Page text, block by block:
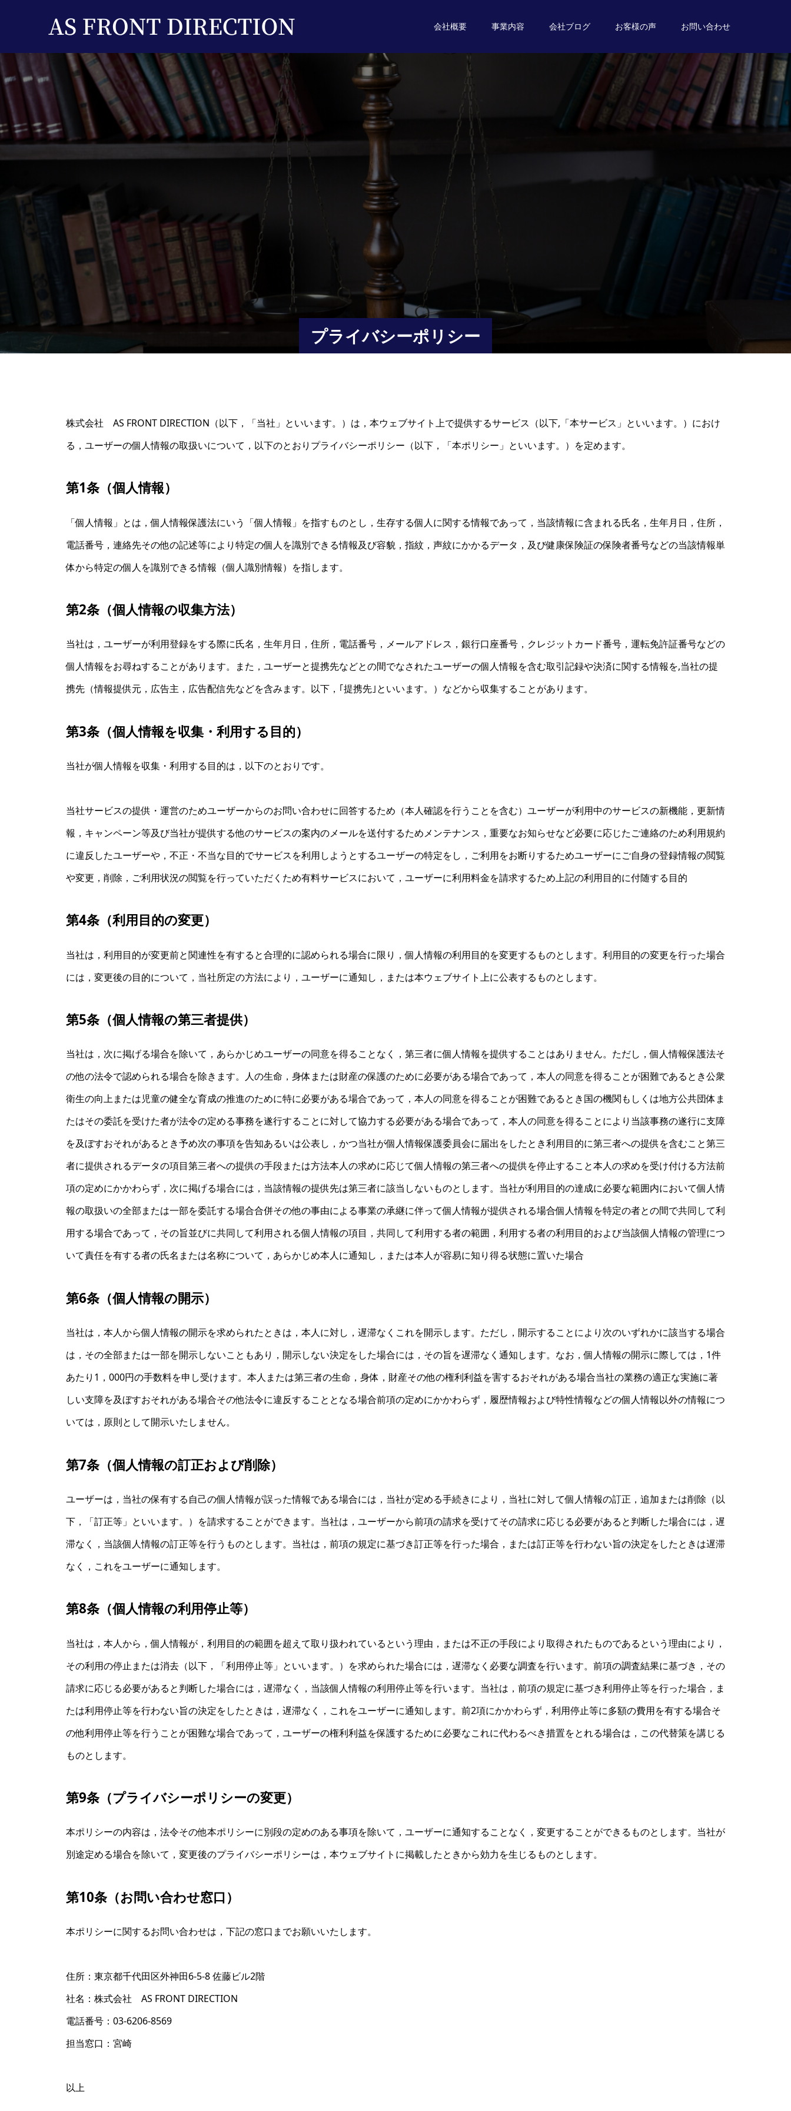
会社概要 事業内容 会社ブログ お客様の声 お問い合わせ
プライバシーポリシー
株式会社 AS FRONT DIRECTION（以下，「当社」といいます。）は，本ウェブサイト上で提供するサービス（以下,「本サービス」といいます。）におけ
る，ユーザーの個人情報の取扱いについて，以下のとおりプライバシーポリシー（以下，「本ポリシー」といいます。）を定めます。
第1条（個人情報）
「個人情報」とは，個人情報保護法にいう「個人情報」を指すものとし，生存する個人に関する情報であって，当該情報に含まれる氏名，生年月日，住所，
電話番号，連絡先その他の記述等により特定の個人を識別できる情報及び容貌，指紋，声紋にかかるデータ，及び健康保険証の保険者番号などの当該情報単
体から特定の個人を識別できる情報（個人識別情報）を指します。
第2条（個人情報の収集方法）
当社は，ユーザーが利用登録をする際に氏名，生年月日，住所，電話番号，メールアドレス，銀行口座番号，クレジットカード番号，運転免許証番号などの
個人情報をお尋ねすることがあります。また，ユーザーと提携先などとの間でなされたユーザーの個人情報を含む取引記録や決済に関する情報を,当社の提
携先（情報提供元，広告主，広告配信先などを含みます。以下，｢提携先｣といいます。）などから収集することがあります。
第3条（個人情報を収集・利用する目的）
当社が個人情報を収集・利用する目的は，以下のとおりです。
当社サービスの提供・運営のためユーザーからのお問い合わせに回答するため（本人確認を行うことを含む）ユーザーが利用中のサービスの新機能，更新情
報，キャンペーン等及び当社が提供する他のサービスの案内のメールを送付するためメンテナンス，重要なお知らせなど必要に応じたご連絡のため利用規約
に違反したユーザーや，不正・不当な目的でサービスを利用しようとするユーザーの特定をし，ご利用をお断りするためユーザーにご自身の登録情報の閲覧
や変更，削除，ご利用状況の閲覧を行っていただくため有料サービスにおいて，ユーザーに利用料金を請求するため上記の利用目的に付随する目的
第4条（利用目的の変更）
当社は，利用目的が変更前と関連性を有すると合理的に認められる場合に限り，個人情報の利用目的を変更するものとします。利用目的の変更を行った場合
には，変更後の目的について，当社所定の方法により，ユーザーに通知し，または本ウェブサイト上に公表するものとします。
第5条（個人情報の第三者提供）
当社は，次に掲げる場合を除いて，あらかじめユーザーの同意を得ることなく，第三者に個人情報を提供することはありません。ただし，個人情報保護法そ
の他の法令で認められる場合を除きます。人の生命，身体または財産の保護のために必要がある場合であって，本人の同意を得ることが困難であるとき公衆
衛生の向上または児童の健全な育成の推進のために特に必要がある場合であって，本人の同意を得ることが困難であるとき国の機関もしくは地方公共団体ま
たはその委託を受けた者が法令の定める事務を遂行することに対して協力する必要がある場合であって，本人の同意を得ることにより当該事務の遂行に支障
を及ぼすおそれがあるとき予め次の事項を告知あるいは公表し，かつ当社が個人情報保護委員会に届出をしたとき利用目的に第三者への提供を含むこと第三
者に提供されるデータの項目第三者への提供の手段または方法本人の求めに応じて個人情報の第三者への提供を停止すること本人の求めを受け付ける方法前
項の定めにかかわらず，次に掲げる場合には，当該情報の提供先は第三者に該当しないものとします。当社が利用目的の達成に必要な範囲内において個人情
報の取扱いの全部または一部を委託する場合合併その他の事由による事業の承継に伴って個人情報が提供される場合個人情報を特定の者との間で共同して利
用する場合であって，その旨並びに共同して利用される個人情報の項目，共同して利用する者の範囲，利用する者の利用目的および当該個人情報の管理につ
いて責任を有する者の氏名または名称について，あらかじめ本人に通知し，または本人が容易に知り得る状態に置いた場合
第6条（個人情報の開示）
当社は，本人から個人情報の開示を求められたときは，本人に対し，遅滞なくこれを開示します。ただし，開示することにより次のいずれかに該当する場合
は，その全部または一部を開示しないこともあり，開示しない決定をした場合には，その旨を遅滞なく通知します。なお，個人情報の開示に際しては，1件
あたり1，000円の手数料を申し受けます。本人または第三者の生命，身体，財産その他の権利利益を害するおそれがある場合当社の業務の適正な実施に著
しい支障を及ぼすおそれがある場合その他法令に違反することとなる場合前項の定めにかかわらず，履歴情報および特性情報などの個人情報以外の情報につ
いては，原則として開示いたしません。
第7条（個人情報の訂正および削除）
ユーザーは，当社の保有する自己の個人情報が誤った情報である場合には，当社が定める手続きにより，当社に対して個人情報の訂正，追加または削除（以
下，「訂正等」といいます。）を請求することができます。当社は，ユーザーから前項の請求を受けてその請求に応じる必要があると判断した場合には，遅
滞なく，当該個人情報の訂正等を行うものとします。当社は，前項の規定に基づき訂正等を行った場合，または訂正等を行わない旨の決定をしたときは遅滞
なく，これをユーザーに通知します。
第8条（個人情報の利用停止等）
当社は，本人から，個人情報が，利用目的の範囲を超えて取り扱われているという理由，または不正の手段により取得されたものであるという理由により，
その利用の停止または消去（以下，「利用停止等」といいます。）を求められた場合には，遅滞なく必要な調査を行います。前項の調査結果に基づき，その
請求に応じる必要があると判断した場合には，遅滞なく，当該個人情報の利用停止等を行います。当社は，前項の規定に基づき利用停止等を行った場合，ま
たは利用停止等を行わない旨の決定をしたときは，遅滞なく，これをユーザーに通知します。前2項にかかわらず，利用停止等に多額の費用を有する場合そ
の他利用停止等を行うことが困難な場合であって，ユーザーの権利利益を保護するために必要なこれに代わるべき措置をとれる場合は，この代替策を講じる
ものとします。
第9条（プライバシーポリシーの変更）
本ポリシーの内容は，法令その他本ポリシーに別段の定めのある事項を除いて，ユーザーに通知することなく，変更することができるものとします。当社が
別途定める場合を除いて，変更後のプライバシーポリシーは，本ウェブサイトに掲載したときから効力を生じるものとします。
第10条（お問い合わせ窓口）
本ポリシーに関するお問い合わせは，下記の窓口までお願いいたします。
住所：東京都千代田区外神田6-5-8 佐藤ビル2階
社名：株式会社 AS FRONT DIRECTION
電話番号：03-6206-8569
担当窓口：宮崎
以上